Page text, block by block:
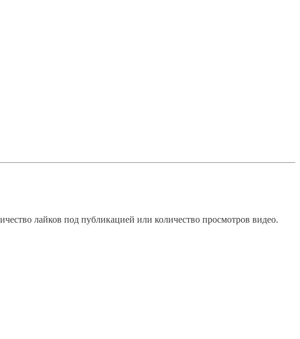
лайков под публикацией или количество просмотров видео.